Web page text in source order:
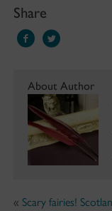
Share
About Author
« Scary fairies!